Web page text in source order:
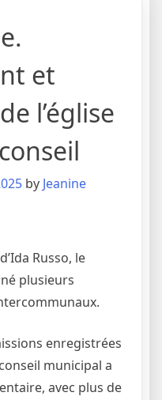
et
l’église
by Jeanine
Russo, le
plusieurs
enregistrées
municipal a
avec plus de